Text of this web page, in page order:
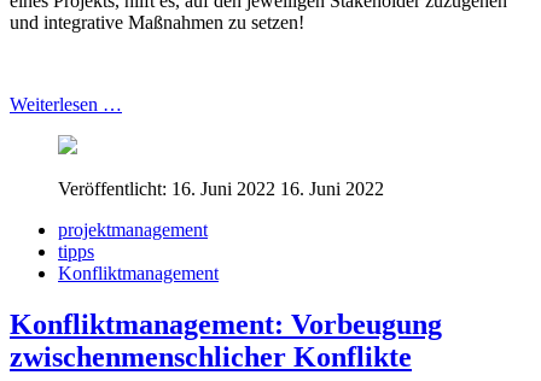
und integrative Maßnahmen zu setzen!
Weiterlesen …
Veröffentlicht: 16. Juni 2022 16. Juni 2022
projektmanagement
tipps
Konfliktmanagement
Konfliktmanagement: Vorbeugung
zwischenmenschlicher Konflikte